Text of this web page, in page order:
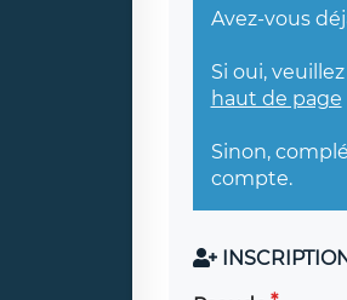
Avez-vous
Si oui,
haut de page
Sinon,
compte.